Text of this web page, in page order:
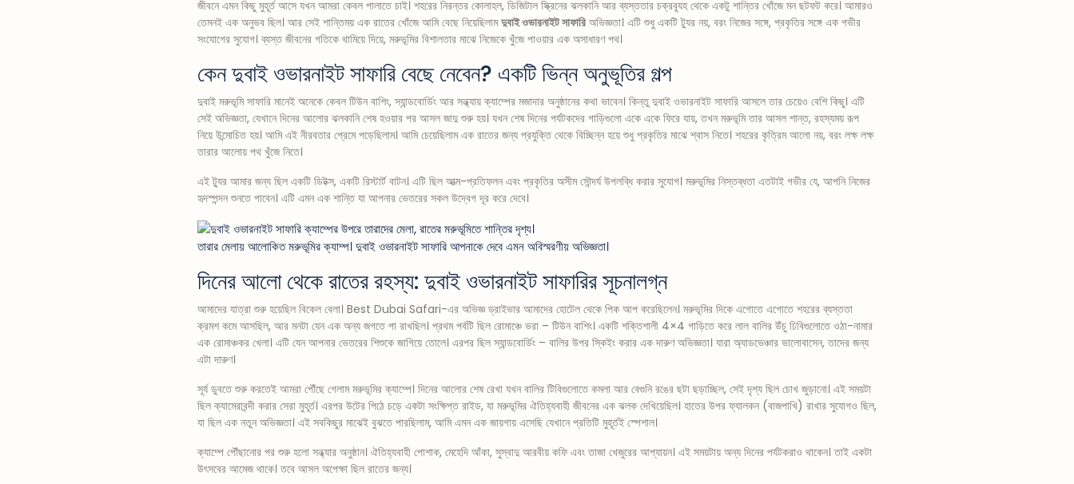
জীবনে এমন কিছু মুহূর্ত আসে যখন আমরা কেবল পালাতে চাই। শহরের নিরন্তর কোলাহল, ডিজিটাল স্ক্রিনের ঝলকানি আর ব্যস্ততার চক্রব্যূহ থেকে একটু শান্তির খোঁজে মন ছটফট করে। আমারও
তেমনই এক অনুভব ছিল। আর সেই শান্তিময় এক রাতের খোঁজে আমি বেছে নিয়েছিলামদুবাই ওভারনাইট সাফারি অভিজ্ঞতা। এটি শুধু একটি ট্যুর নয়, বরং নিজের সঙ্গে, প্রকৃতির সঙ্গে এক গভীর
সংযোগের সুযোগ। ব্যস্ত জীবনের গতিকে থামিয়ে দিয়ে, মরুভূমির বিশালতার মাঝে নিজেকে খুঁজে পাওয়ার এক অসাধারণ পথ।
কেন দুবাই ওভারনাইট সাফারি বেছে নেবেন? একটি ভিন্ন অনুভূতির গল্প
দুবাই মরুভূমি সাফারি মানেই অনেকে কেবল টিউন বাশিং, স্যান্ডবোর্ডিং আর সন্ধ্যায় ক্যাম্পের মজাদার অনুষ্ঠানের কথা ভাবেন। কিন্তু দুবাই ওভারনাইট সাফারি আসলে তার চেয়েও বেশি কিছু। এটি
সেই অভিজ্ঞতা, যেখানে দিনের আলোর ঝলকানি শেষ হওয়ার পর আসল জাদু শুরু হয়। যখন শেষ দিনের পর্যটকদের গাড়িগুলো একে একে ফিরে যায়, তখন মরুভূমি তার আসল শান্ত, রহস্যময় রূপ
নিয়ে উন্মোচিত হয়। আমি এই নীরবতার প্রেমে পড়েছিলাম। আমি চেয়েছিলাম এক রাতের জন্য প্রযুক্তি থেকে বিচ্ছিন্ন হয়ে শুধু প্রকৃতির মাঝে শ্বাস নিতে। শহরের কৃত্রিম আলো নয়, বরং লক্ষ লক্ষ
তারার আলোয় পথ খুঁজে নিতে।
এই ট্যুর আমার জন্য ছিল একটি ডিটক্স, একটি রিস্টার্ট বাটন। এটি ছিল আত্ম-প্রতিফলন এবং প্রকৃতির অসীম সৌন্দর্য উপলব্ধি করার সুযোগ। মরুভূমির নিস্তব্ধতা এতটাই গভীর যে, আপনি নিজের
হৃদস্পন্দন শুনতে পাবেন। এটি এমন এক শান্তি যা আপনার ভেতরের সকল উদ্বেগ দূর করে দেবে।
তারার মেলায় আলোকিত মরুভূমির ক্যাম্প। দুবাই ওভারনাইট সাফারি আপনাকে দেবে এমন অবিস্মরণীয় অভিজ্ঞতা।
দিনের আলো থেকে রাতের রহস্য: দুবাই ওভারনাইট সাফারির সূচনালগ্ন
আমাদের যাত্রা শুরু হয়েছিল বিকেল বেলা। Best Dubai Safari-এর অভিজ্ঞ ড্রাইভার আমাদের হোটেল থেকে পিক আপ করেছিলেন। মরুভূমির দিকে এগোতে এগোতে শহরের ব্যস্ততা
ক্রমশ কমে আসছিল, আর মনটা যেন এক অন্য জগতে পা রাখছিল। প্রথম পর্বটি ছিল রোমাঞ্চে ভরা – টিউন বাশিং। একটি শক্তিশালী 4×4 গাড়িতে করে লাল বালির উঁচু ঢিবিগুলোতে ওঠা-নামার
এক রোমাঞ্চকর খেলা। এটি যেন আপনার ভেতরের শিশুকে জাগিয়ে তোলে। এরপর ছিল স্যান্ডবোর্ডিং – বালির উপর স্কিইং করার এক দারুণ অভিজ্ঞতা। যারা অ্যাডভেঞ্চার ভালোবাসেন, তাদের জন্য
এটা দারুণ।
সূর্য ডুবতে শুরু করতেই আমরা পৌঁছে গেলাম মরুভূমির ক্যাম্পে। দিনের আলোর শেষ রেখা যখন বালির টিবিগুলোতে কমলা আর বেগুনি রঙের ছটা ছড়াচ্ছিল, সেই দৃশ্য ছিল চোখ জুড়ানো। এই সময়টা
ছিল ক্যামেরাবন্দী করার সেরা মুহূর্ত। এরপর উটের পিঠে চড়ে একটা সংক্ষিপ্ত রাইড, যা মরুভূমির ঐতিহ্যবাহী জীবনের এক ঝলক দেখিয়েছিল। হাতের উপর ফ্যালকন (বাজপাখি) রাখার সুযোগও ছিল,
যা ছিল এক নতুন অভিজ্ঞতা। এই সবকিছুর মাঝেই বুঝতে পারছিলাম, আমি এমন এক জায়গায় এসেছি যেখানে প্রতিটি মুহূর্তই স্পেশাল।
ক্যাম্পে পৌঁছানোর পর শুরু হলো সন্ধ্যার অনুষ্ঠান। ঐতিহ্যবাহী পোশাক, মেহেদি আঁকা, সুস্বাদু আরবীয় কফি এবং তাজা খেজুরের আপ্যায়ন। এই সময়টায় অন্য দিনের পর্যটকরাও থাকেন। তাই একটা
উৎসবের আমেজ থাকে। তবে আসল অপেক্ষা ছিল রাতের জন্য।